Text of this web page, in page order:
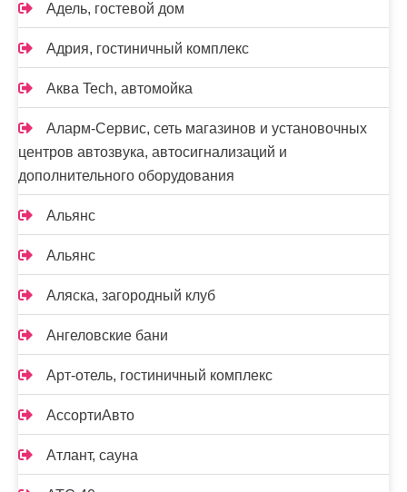
Адель, гостевой дом
Адрия, гостиничный комплекс
Аква Tech, автомойка
Аларм-Сервис, сеть магазинов и установочных
центров автозвука, автосигнализаций и
дополнительного оборудования
Альянс
Альянс
Аляска, загородный клуб
Ангеловские бани
Арт-отель, гостиничный комплекс
АссортиАвто
Атлант, сауна